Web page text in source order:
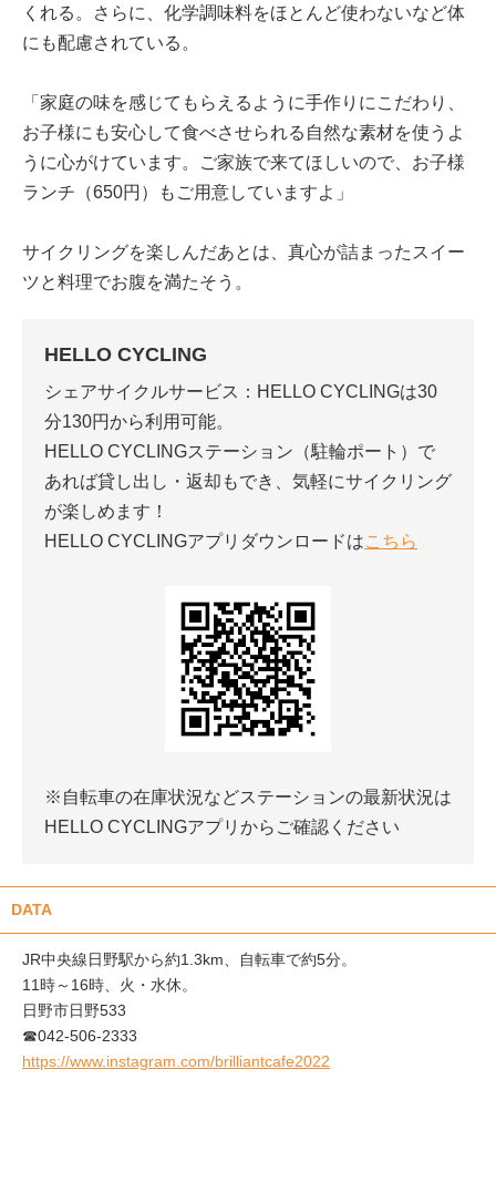
くれる。さらに、化学調味料をほとんど使わないなど体
にも配慮されている。
「家庭の味を感じてもらえるように手作りにこだわり、
お子様にも安心して食べさせられる自然な素材を使うよ
うに心がけています。ご家族で来てほしいので、お子様
ランチ（650円）もご用意していますよ」
サイクリングを楽しんだあとは、真心が詰まったスイー
ツと料理でお腹を満たそう。
HELLO CYCLING
シェアサイクルサービス：HELLO CYCLINGは30
分130円から利用可能。
HELLO CYCLINGステーション（駐輪ポート）で
あれば貸し出し・返却もでき、気軽にサイクリング
が楽しめます！
HELLO CYCLINGアプリダウンロードはこちら
※自転車の在庫状況などステーションの最新状況は
HELLO CYCLINGアプリからご確認ください
DATA
JR中央線日野駅から約1.3km、自転車で約5分。
11時～16時、火・水休。
日野市日野533
☎042-506-2333
https://www.instagram.com/brilliantcafe2022